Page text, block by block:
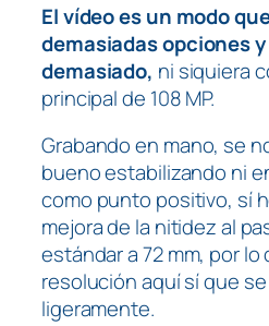
El vídeo es un modo
demasiadas opciones
demasiado, ni siquiera
principal de 108 MP.
Grabando en mano, se
bueno estabilizando ni
como punto positivo, sí
mejora de la nitidez al
estándar a 72 mm, por lo
resolución aquí sí que
ligeramente.